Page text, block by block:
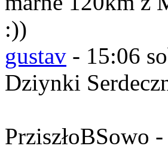
:))
gustav - 15:06
Dziynki
PrziszłoBSowo